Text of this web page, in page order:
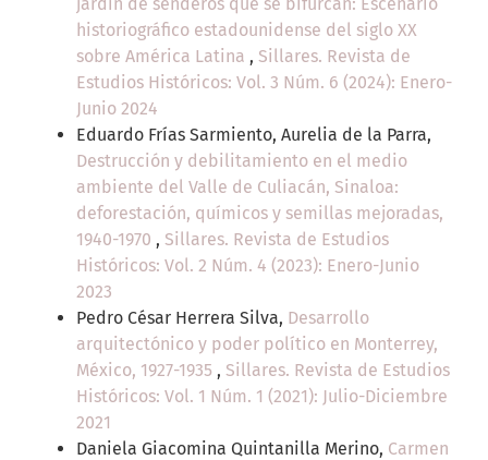
historiográfico estadounidense del siglo XX
sobre América Latina , Sillares. Revista de
Estudios Históricos: Vol. 3 Núm. 6 (2024): Enero-
Junio 2024
Eduardo Frías Sarmiento, Aurelia de la Parra,
Destrucción y debilitamiento en el medio
ambiente del Valle de Culiacán, Sinaloa:
deforestación, químicos y semillas mejoradas,
1940-1970 , Sillares. Revista de Estudios
Históricos: Vol. 2 Núm. 4 (2023): Enero-Junio
2023
Pedro César Herrera Silva, Desarrollo
arquitectónico y poder político en Monterrey,
México, 1927-1935 , Sillares. Revista de Estudios
Históricos: Vol. 1 Núm. 1 (2021): Julio-Diciembre
2021
Daniela Giacomina Quintanilla Merino, Carmen